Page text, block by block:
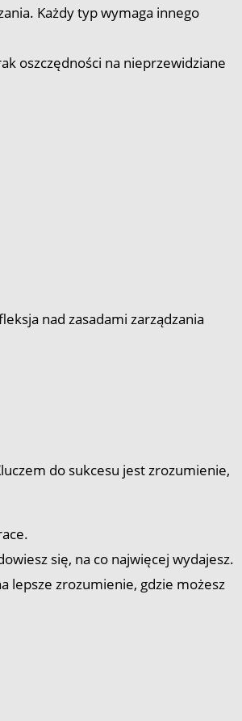
Każdy typ wymaga innego
oszczędności na nieprzewidziane
nad zasadami zarządzania
do sukcesu jest zrozumienie,
się, na co najwięcej wydajesz.
lepsze zrozumienie, gdzie możesz